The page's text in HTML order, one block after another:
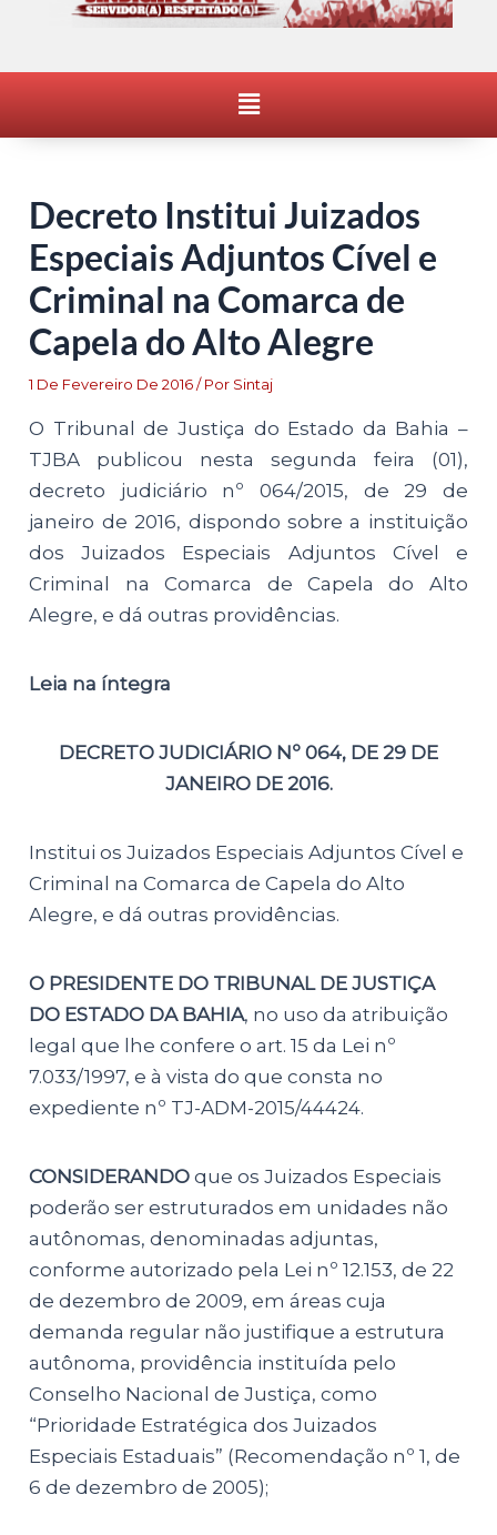
Menu
Decreto Institui Juizados
Especiais Adjuntos Cível e
Criminal na Comarca de
Capela do Alto Alegre
1 De Fevereiro De 2016/ Por Sintaj
O Tribunal de Justiça do Estado da Bahia –
TJBA publicou nesta segunda feira (01),
decreto judiciário nº 064/2015, de 29 de
janeiro de 2016, dispondo sobre a instituição
dos Juizados Especiais Adjuntos Cível e
Criminal na Comarca de Capela do Alto
Alegre, e dá outras providências.
Leia na íntegra
DECRETO JUDICIÁRIO Nº 064, DE 29 DE
JANEIRO DE 2016.
Institui os Juizados Especiais Adjuntos Cível e
Criminal na Comarca deCapela do Alto
Alegre, e dá outras providências.
O PRESIDENTE DO TRIBUNAL DE JUSTIÇA
DO ESTADO DA BAHIA, no uso da atribuição
legal que lhe confere o art. 15 da Lei nº
7.033/1997, e à vista do que consta no
expediente nº TJ-ADM-2015/44424.
CONSIDERANDOque os Juizados Especiais
poderão ser estruturados em unidades não
autônomas, denominadas adjuntas,
conforme autorizado pela Lei nº 12.153, de 22
de dezembro de 2009, em áreas cuja
demanda regular não justifique a estrutura
autônoma, providência instituída pelo
Conselho Nacional de Justiça, como
“Prioridade Estratégica dos Juizados
Especiais Estaduais” (Recomendação nº 1, de
6 de dezembro de 2005);